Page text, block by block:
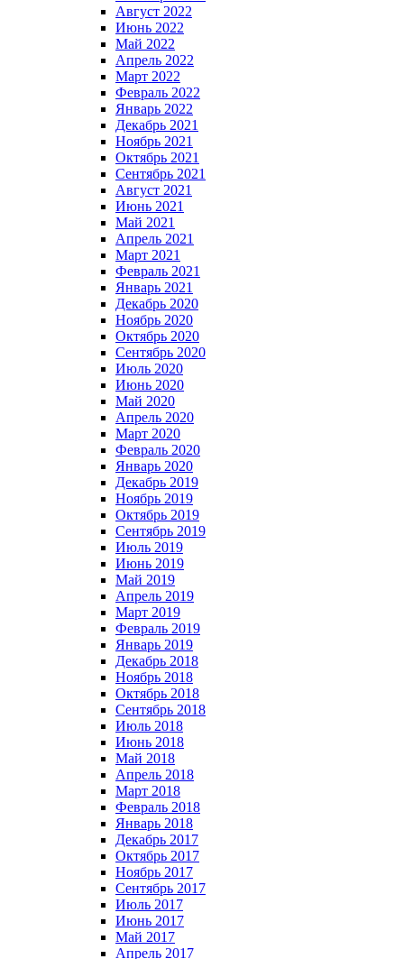
Август 2022
Июнь 2022
Май 2022
Апрель 2022
Март 2022
Февраль 2022
Январь 2022
Декабрь 2021
Ноябрь 2021
Октябрь 2021
Сентябрь 2021
Август 2021
Июнь 2021
Май 2021
Апрель 2021
Март 2021
Февраль 2021
Январь 2021
Декабрь 2020
Ноябрь 2020
Октябрь 2020
Сентябрь 2020
Июль 2020
Июнь 2020
Май 2020
Апрель 2020
Март 2020
Февраль 2020
Январь 2020
Декабрь 2019
Ноябрь 2019
Октябрь 2019
Сентябрь 2019
Июль 2019
Июнь 2019
Май 2019
Апрель 2019
Март 2019
Февраль 2019
Январь 2019
Декабрь 2018
Ноябрь 2018
Октябрь 2018
Сентябрь 2018
Июль 2018
Июнь 2018
Май 2018
Апрель 2018
Март 2018
Февраль 2018
Январь 2018
Декабрь 2017
Октябрь 2017
Ноябрь 2017
Сентябрь 2017
Июль 2017
Июнь 2017
Май 2017
Апрель 2017